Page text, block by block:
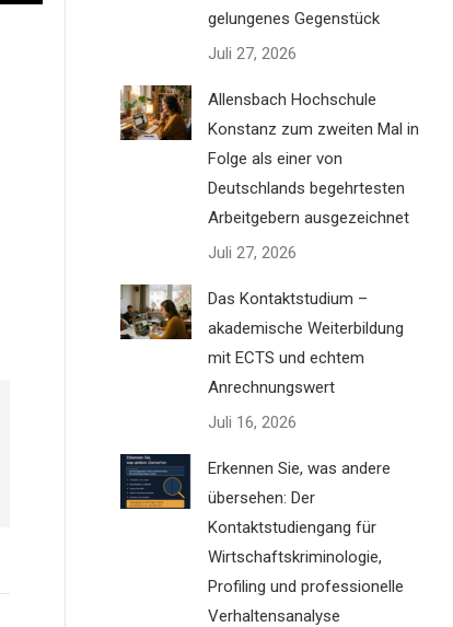
gelungenes Gegenstück
Juli 27, 2026
Allensbach Hochschule
Konstanz zum zweiten Mal in
Folge als einer von
Deutschlands begehrtesten
Arbeitgebern ausgezeichnet
Juli 27, 2026
Das Kontaktstudium –
akademische Weiterbildung
mit ECTS und echtem
Anrechnungswert
Juli 16, 2026
Erkennen Sie, was andere
übersehen: Der
Kontaktstudiengang für
Wirtschaftskriminologie,
Profiling und professionelle
Verhaltensanalyse